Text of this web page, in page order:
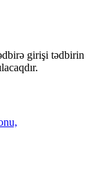
girişi tədbirin